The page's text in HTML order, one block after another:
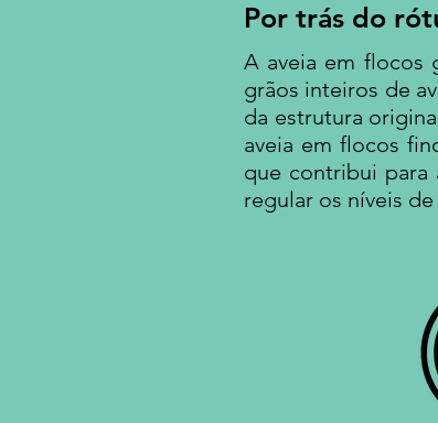
Por trás do
A aveia em flocos
grãos inteiros de
da estrutura
aveia em flocos
que contribui para
regular os níveis